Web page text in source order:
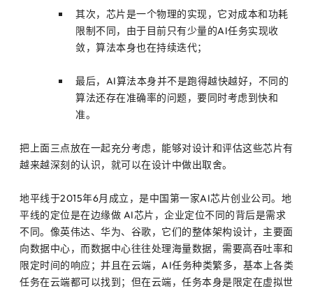
其次，芯片是一个物理的实现，它对成本和功耗
限制不同，由于目前只有少量的AI任务实现收
敛，算法本身也在持续迭代；
最后，AI算法本身并不是跑得越快越好，不同的
算法还存在准确率的问题，要同时考虑到快和
准。
把上面三点放在一起充分考虑，能够对设计和评估这些芯片有
越来越深刻的认识，就可以在设计中做出取舍。
地平线于2015年6月成立，是中国第一家AI芯片创业公司。地
平线的定位是在边缘做 AI芯片，企业定位不同的背后是需求
不同。像英伟达、华为、谷歌，它们的整体架构设计，主要面
向数据中心，而数据中心往往处理海量数据，需要高吞吐率和
限定时间的响应；并且在云端，AI任务种类繁多，基本上各类
任务在云端都可以找到；但在云端，任务本身是限定在虚拟世